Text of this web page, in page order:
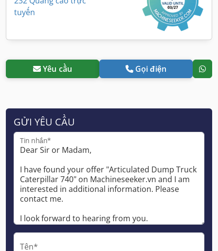
tuyến
Yêu cầu Gọi điện
GỬI YÊU CẦU
Tin nhắn*
Tên*